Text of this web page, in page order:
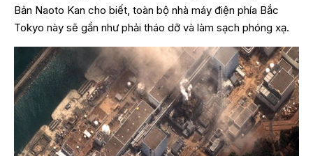
Bản Naoto Kan cho biết, toàn bộ nhà máy điện phía Bắc
Tokyo này sẽ gần như phải tháo dỡ và làm sạch phóng xạ.